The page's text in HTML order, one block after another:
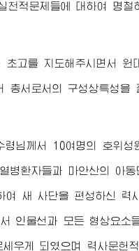
적문제들에 대하여 명
초고를 지도해주시면서
서로서의 구성상특성을
령님께서 10여명의 호위성
환자들과 마안산의 아
새 사단을 편성하신 력
인물선과 모든 형상요소
우게 되였으며 력사문헌